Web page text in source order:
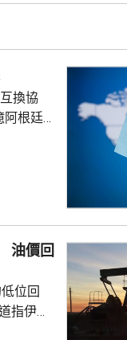
Max...
換協
阿根廷
員多次
平等互
油價回
位回
指伊朗